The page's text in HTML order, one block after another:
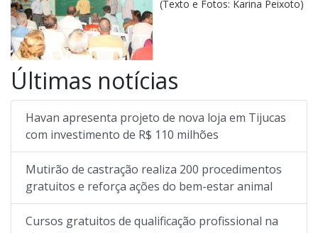
(Texto e Fotos: Karina Peixoto)
Últimas notícias
Havan apresenta projeto de nova loja em Tijucas
com investimento de R$ 110 milhões
Mutirão de castração realiza 200 procedimentos
gratuitos e reforça ações do bem-estar animal
Cursos gratuitos de qualificação profissional na